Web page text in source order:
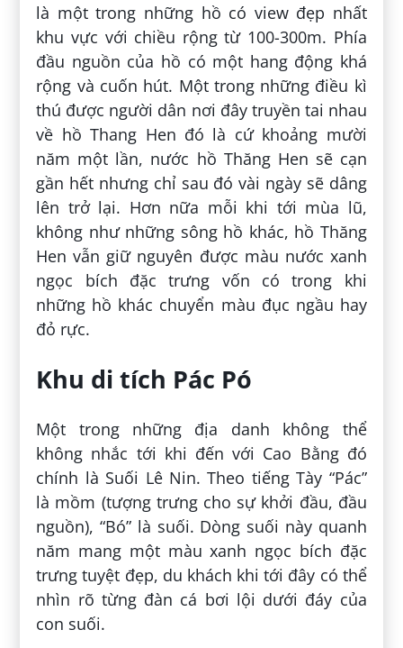
là một trong những hồ có view đẹp nhất
khu vực với chiều rộng từ 100-300m. Phía
đầu nguồn của hồ có một hang động khá
rộng và cuốn hút. Một trong những điều kì
thú được người dân nơi đây truyền tai nhau
về hồ Thang Hen đó là cứ khoảng mười
năm một lần, nước hồ Thăng Hen sẽ cạn
gần hết nhưng chỉ sau đó vài ngày sẽ dâng
lên trở lại. Hơn nữa mỗi khi tới mùa lũ,
không như những sông hồ khác, hồ Thăng
Hen vẫn giữ nguyên được màu nước xanh
ngọc bích đặc trưng vốn có trong khi
những hồ khác chuyển màu đục ngầu hay
đỏ rực.
Khu di tích Pác Pó
Một trong những địa danh không thể
không nhắc tới khi đến với Cao Bằng đó
chính là Suối Lê Nin. Theo tiếng Tày “Pác”
là mồm (tượng trưng cho sự khởi đầu, đầu
nguồn), “Bó” là suối. Dòng suối này quanh
năm mang một màu xanh ngọc bích đặc
trưng tuyệt đẹp, du khách khi tới đây có thể
nhìn rõ từng đàn cá bơi lội dưới đáy của
con suối.